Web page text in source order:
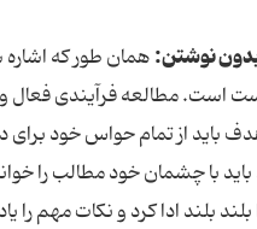
همان طور که
است. مطالعه فرآیندی فعال
باید از تمام حواس خود
با چشمان خود مطالب را
بلند بلند ادا کرد و نکات مهم را